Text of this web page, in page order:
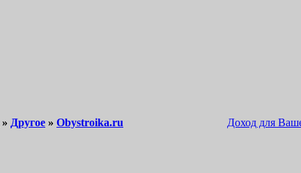
Доход для
» Другое » Obystroika.ru